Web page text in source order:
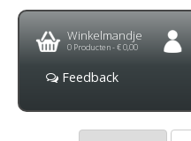
Winkelmandje
0 Producten -€ 0,00
Feedback